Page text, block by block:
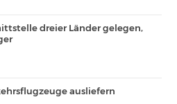
dreier Länder gelegen,
ausliefern